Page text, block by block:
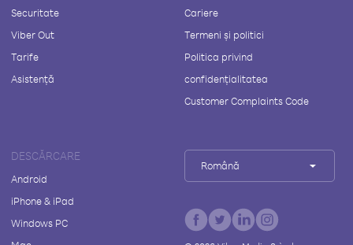
Securitate
Viber Out
Tarife
Asistență
Cariere
Termeni și politici
Politica privind
confidențialitatea
Customer Complaints Code
DESCĂRCARE
Android
iPhone & iPad
Windows PC
Română